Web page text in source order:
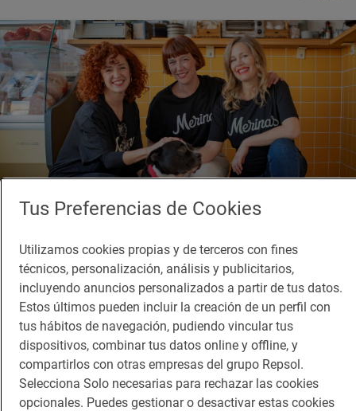
Reportaje de viaje
Más de 250 Soletes donde las mascotas son
tan bienvenidas como tú
Soletes 'pet friendly': sitios para ir con tu perro
Tus Preferencias de Cookies
Utilizamos cookies propias y de terceros con fines
técnicos, personalización, análisis y publicitarios,
incluyendo anuncios personalizados a partir de tus datos.
Estos últimos pueden incluir la creación de un perfil con
tus hábitos de navegación, pudiendo vincular tus
dispositivos, combinar tus datos online y offline, y
compartirlos con otras empresas del grupo Repsol.
Selecciona Solo necesarias para rechazar las cookies
opcionales. Puedes gestionar o desactivar estas cookies